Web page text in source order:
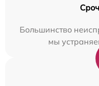
Большинство
мы